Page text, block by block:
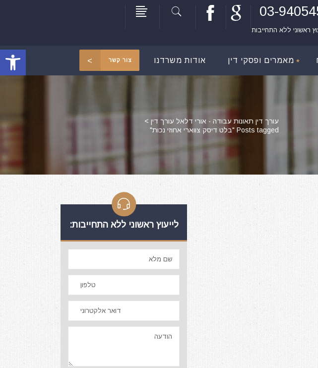
פתח
03-
ראשוני ללא התחייבות
מאמרים ופסקי דין אודות משרדנו צור קשר
עורך דין תאונות עבודה - אורי דלאל עורך דין >
Posts tagged "בלט דיסק צווארי אחוזי נכות"
לייעוץ ראשוני ללא התחייבות: